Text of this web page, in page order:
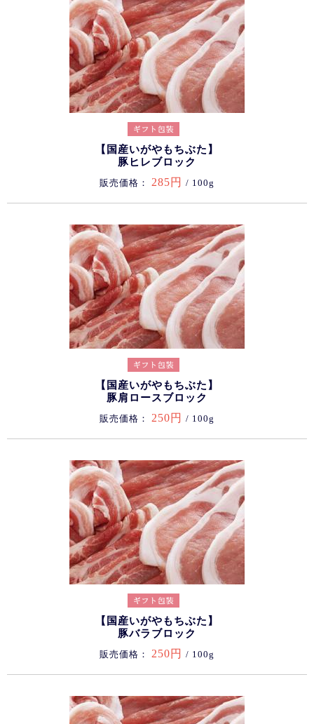
【国産いがやもちぶた】
豚ヒレブロック
販売価格： 285円 / 100g
【国産いがやもちぶた】
豚肩ロースブロック
販売価格： 250円 / 100g
【国産いがやもちぶた】
豚バラブロック
販売価格： 250円 / 100g